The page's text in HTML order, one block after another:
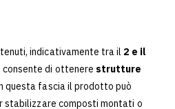
indicativamente tra il 2 e il
consente di ottenere strutture
questa fascia il prodotto può
stabilizzare composti montati o